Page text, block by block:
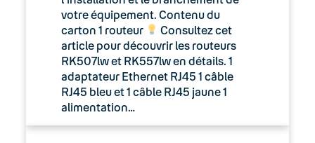
votre équipement. Contenu du
carton 1 routeur
Consultez cet
article pour découvrir les routeurs
RK507lw et RK557lw en détails. 1
adaptateur Ethernet RJ45 1 câble
RJ45 bleu et 1 câble RJ45 jaune 1
alimentation…